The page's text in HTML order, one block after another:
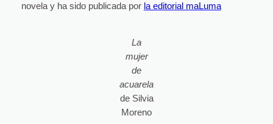
novela y ha sido publicada por la editorial maLuma
La
mujer
de
acuarela
de Silvia
Moreno